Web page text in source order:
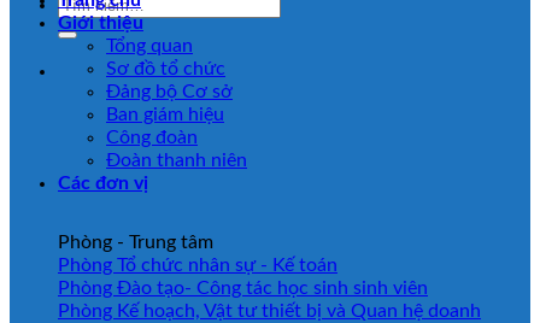
Giới thiệu
Tổng quan
Sơ đồ tổ chức
Đảng bộ Cơ sở
Ban giám hiệu
Công đoàn
Đoàn thanh niên
Các đơn vị
Phòng - Trung tâm
Phòng Tổ chức nhân sự - Kế toán
Phòng Đào tạo- Công tác học sinh sinh viên
Phòng Kế hoạch, Vật tư thiết bị và Quan hệ doanh